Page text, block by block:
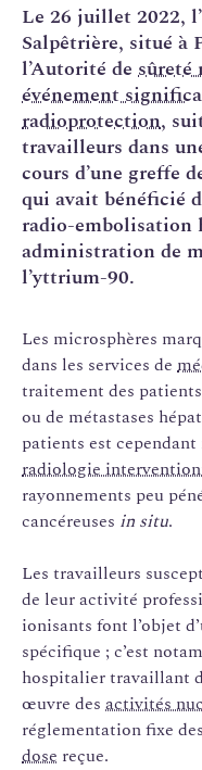
Le 26 juillet 2022,
Salpêtrière, situé à
l’Autorité de sûreté
événement
radioprotection,
travailleurs dans
cours d’une greffe
qui avait bénéficié
radio-embolisation
administration de
l’yttrium-90.
Les microsphères
dans les services de
traitement des
ou de métastases
patients est cependant
radiologie
rayonnements peu
cancéreuses in situ.
Les travailleurs
de leur activité
ionisants font l’objet
spécifique ; c’est
hospitalier travaillant
œuvre des activités
réglementation fixe
dose reçue.